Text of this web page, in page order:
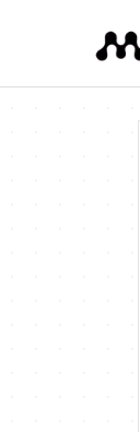
ス